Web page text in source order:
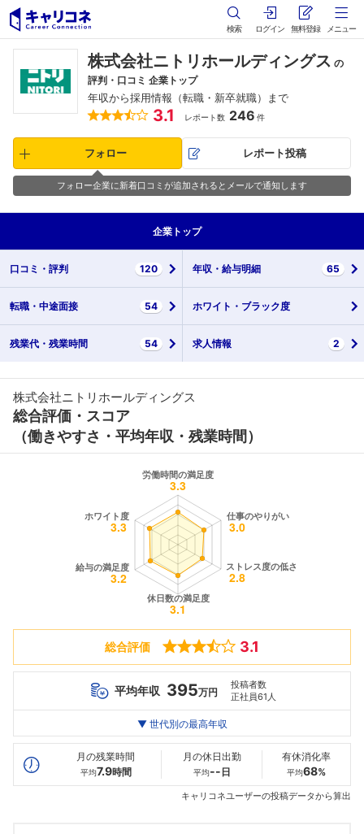
検索 ログイン 無料登録 メニュー
株式会社ニトリホールディングス の
評判・口コミ 企業トップ
年収から採用情報（転職・新卒就職）まで
3.1 レポート数 246 件
フォロー レポート投稿
フォロー企業に新着口コミが追加されるとメールで通知します
企業 トップ
口コミ・ 評判 120 年収・ 給与明細 65
転職・ 中途面接 54 ホワイト・ ブラック度
残業代・ 残業時間 54 求人情報 2
株式会社ニトリホールディングス
総合評価・スコア
（働きやすさ・平均年収・残業時間）
総合評価 3.1
平均年収 395万円
投稿者数
正社員61人
最高年収
20代
660万
30代
1076万
--万
▼ 世代別の最高年収
月の残業時間
平均7.9時間
月の休日出勤
平均-- 日
有休消化率
平均68%
キャリコネユーザーの投稿データから算出